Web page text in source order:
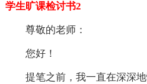
学生旷课检讨书2
尊敬的老师：
您好！
提笔之前，我一直在深深